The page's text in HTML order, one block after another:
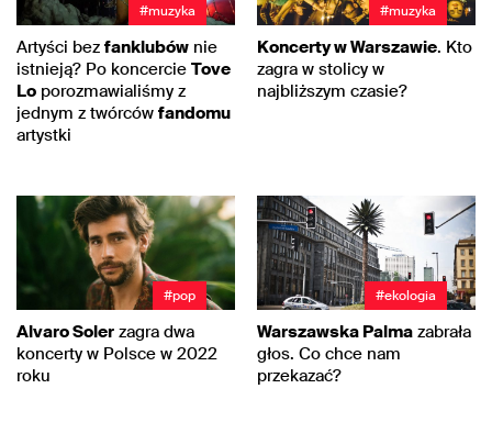
#muzyka
Artyści bez fanklubów nie
istnieją? Po koncercie Tove
Lo porozmawialiśmy z
jednym z twórców fandomu
artystki
#muzyka
Koncerty w Warszawie. Kto
zagra w stolicy w
najbliższym czasie?
#pop
Alvaro Soler zagra dwa
koncerty w Polsce w 2022
roku
#ekologia
Warszawska Palma zabrała
głos. Co chce nam
przekazać?